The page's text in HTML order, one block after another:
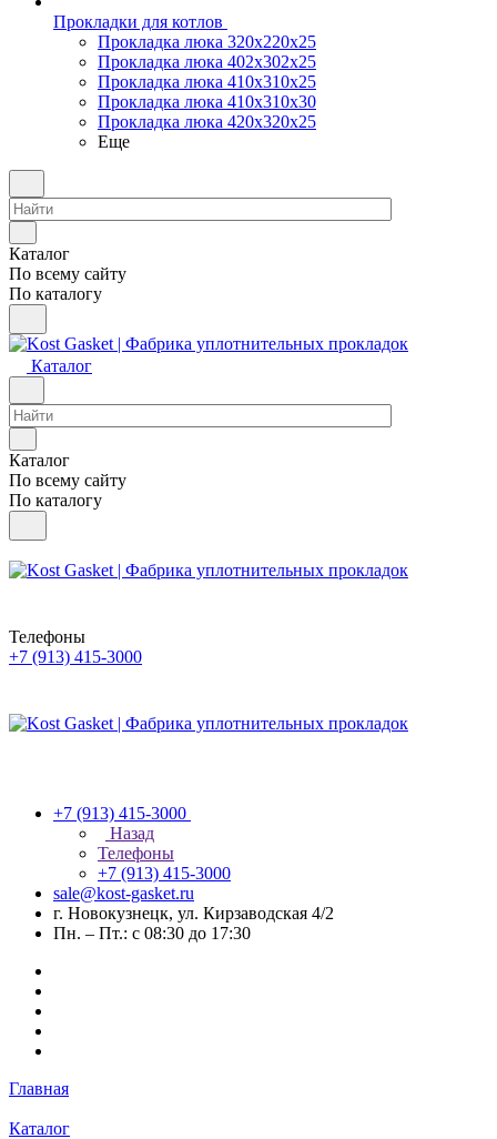
Прокладки для котлов
Прокладка люка 320x220x25
Прокладка люка 402x302x25
Прокладка люка 410x310x25
Прокладка люка 410х310х30
Прокладка люка 420x320x25
Еще
Каталог
По всему сайту
По каталогу
Каталог
Каталог
По всему сайту
По каталогу
Телефоны
+7 (913) 415-3000
+7 (913) 415-3000
Назад
Телефоны
+7 (913) 415-3000
sale@kost-gasket.ru
г. Новокузнецк, ул. Кирзаводская 4/2
Пн. – Пт.: с 08:30 до 17:30
Главная
Каталог